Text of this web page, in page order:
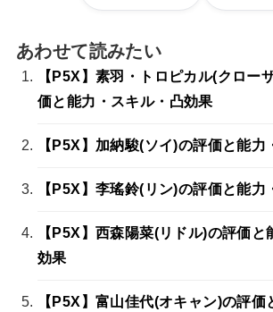
あわせて読みたい
【P5X】素羽・トロピカル(クロー
価と能力・スキル・凸効果
【P5X】加納駿(ソイ)の評価と能
【P5X】李瑤鈴(リン)の評価と能
【P5X】西森陽菜(リドル)の評価
効果
【P5X】富山佳代(オキャン)の評価